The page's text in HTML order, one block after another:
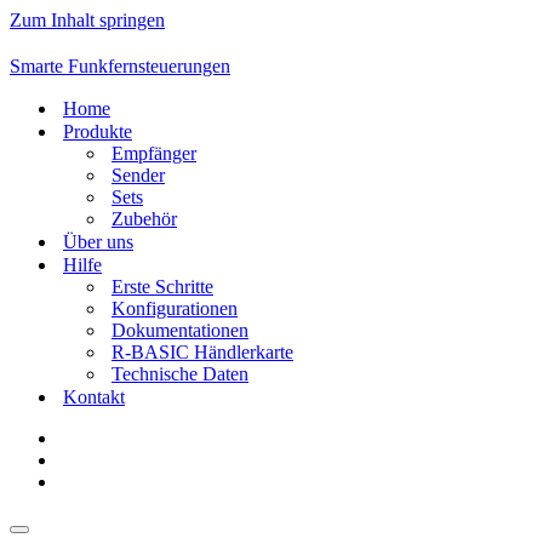
Zum Inhalt springen
Smarte Funkfernsteuerungen
Home
Produkte
Empfänger
Sender
Sets
Zubehör
Über uns
Hilfe
Erste Schritte
Konfigurationen
Dokumentationen
R-BASIC Händlerkarte
Technische Daten
Kontakt
Navigations-